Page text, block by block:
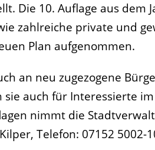
Die 10. Auflage aus dem
zahlreiche private und
Plan aufgenommen.
an neu zugezogene
auch für Interessierte
nimmt die
Telefon: 07152 5002-